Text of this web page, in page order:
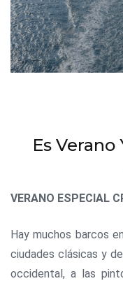
Es
VERANO ESPECIAL
Hay muchos barcos
ciudades clásicas y
occidental, a las